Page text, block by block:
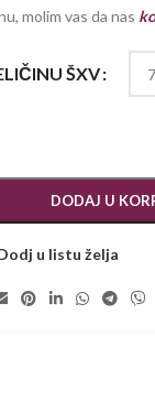
molim vas da nas
ŠXV
DODAJ U
u listu želja